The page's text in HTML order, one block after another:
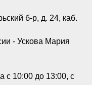
б-р, д. 24, каб.
- Ускова Мария
с 10:00 до 13:00, с